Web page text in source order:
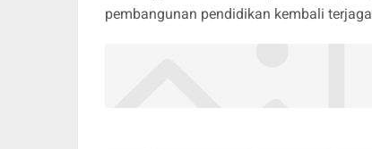
pembangunan pendidikan kembali